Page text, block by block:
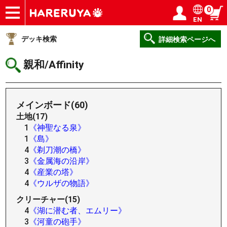
ショップ
買取
記事
デッキ検索
デッキ構築
選手一覧
店舗一覧
イベント
ヘルプ
お問い合わせ ログイン／会員登録
EN
0
デッキ検索 詳細検索ページへ
親和/Affinity
メインボード(60)
土地(17)
1
《神聖なる泉》
1
《島》
4 《剃刀潮の橋》
3 《金属海の沿岸》
4 《産業の塔》
4 《ウルザの物語》
クリーチャー(15)
4 《湖に潜む者、エムリー》
3 《河童の砲手》